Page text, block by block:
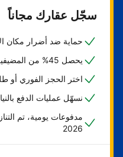
سجّل عقارك مجاناً
حماية ضد أضرار مكان
يحصل 45% من المضيفين على حجزهم الأول خلال أسبوع
اختر الحجز الفوري أو
نسهّل عمليات الدفع
مدفوعات يومية، تم
2026